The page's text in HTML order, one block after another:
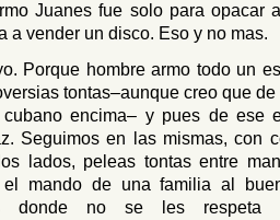
Juanes fue solo para opacar
a vender un disco. Eso y no mas.
Porque hombre armo todo un
tontas–aunque creo que
encima– y pues de ese
Seguimos en las mismas, con
lados, peleas tontas entre
mando de una familia al
donde no se les respeta